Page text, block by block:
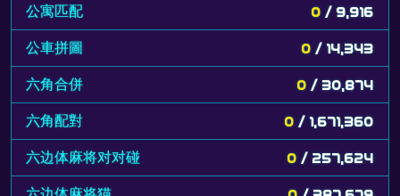
公寓匹配 0 / 9,916
公車拼圖 0 / 14,343
六角合併 0 / 30,874
六角配對 0 / 1,671,360
六边体麻将对对碰 0 / 257,624